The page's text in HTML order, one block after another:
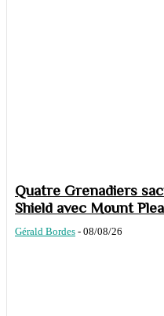
Quatre Grenadiers
Shield avec Mount
Gérald Bordes - 08/08/26